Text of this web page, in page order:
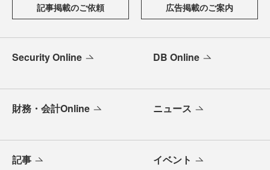
記事掲載のご依頼 広告掲載のご案内
Security Online DB Online
財務・会計Online ニュース
記事 イベント